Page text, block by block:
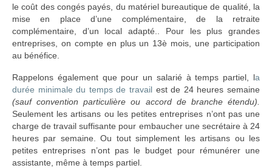
le coût des congés payés, du matériel bureautique de qualité, la
mise en place d’une complémentaire, de la retraite
complémentaire, d’un local adapté.. Pour les plus grandes
entreprises, on compte en plus un 13è mois, une participation
au bénéfice.
Rappelons également que pour un salarié à temps partiel, la
durée minimale du temps de travail est de 24 heures semaine
(sauf convention particulière ou accord de branche étendu).
Seulement les artisans ou les petites entreprises n’ont pas une
charge de travail suffisante pour embaucher une secrétaire à 24
heures par semaine. Ou tout simplement les artisans ou les
petites entreprises n’ont pas le budget pour rémunérer une
assistante, même à temps partiel.